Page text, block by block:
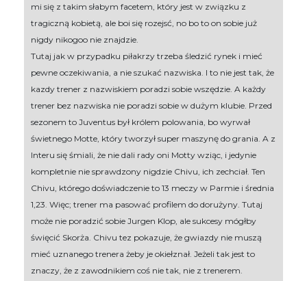
mi się z takim słabym facetem, który jest w związku z
tragiczną kobietą, ale boi się rozejsć, no bo to on sobie już
nigdy nikogoo nie znajdzie.
Tutaj jak w przypadku piłakrzy trzeba śledzić rynek i mieć
pewne oczekiwania, a nie szukać nazwiska. I to nie jest tak, że
kazdy trener z nazwiskiem poradzi sobie wszędzie. A każdy
trener bez nazwiska nie poradzi sobie w dużym klubie. Przed
sezonem to Juventus był królem polowania, bo wyrwał
świetnego Motte, który tworzył super maszynę do grania. A z
Interu się śmiali, że nie dali rady oni Motty wziąc, i jedynie
kompletnie nie sprawdzony nigdzie Chivu, ich zechciał. Ten
Chivu, którego doświadczenie to 13 meczy w Parmie i średnia
1,23. Więc; trener ma pasować profilem do dorużyny. Tutaj
może nie poradzić sobie Jurgen Klop, ale sukcesy mógłby
święcić Skorża. Chivu tez pokazuje, że gwiazdy nie muszą
mieć uznanego trenera żeby je okiełznał. Jeżeli tak jest to
znaczy, że z zawodnikiem coś nie tak, nie z trenerem.